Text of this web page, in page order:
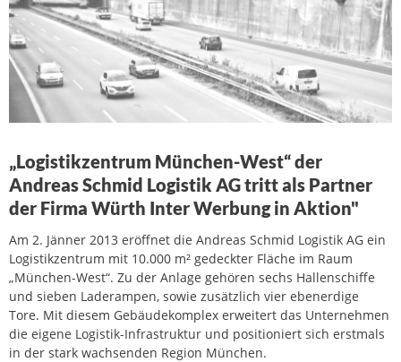
„Logistikzentrum München-West“ der
Andreas Schmid Logistik AG tritt als Partner
der Firma Würth Inter Werbung in Aktion"
Am 2. Jänner 2013 eröffnet die Andreas Schmid Logistik AG ein
Logistikzentrum mit 10.000 m² gedeckter Fläche im Raum
„München-West“. Zu der Anlage gehören sechs Hallenschiffe
und sieben Laderampen, sowie zusätzlich vier ebenerdige
Tore. Mit diesem Gebäudekomplex erweitert das Unternehmen
die eigene Logistik-Infrastruktur und positioniert sich erstmals
in der stark wachsenden Region München.